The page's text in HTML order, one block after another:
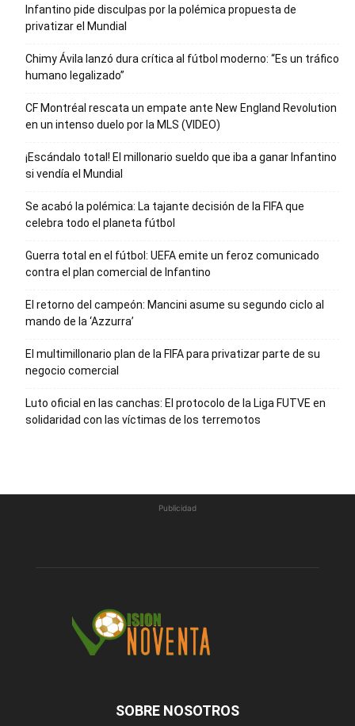
Infantino pide disculpas por la polémica propuesta de
privatizar el Mundial
Chimy Ávila lanzó dura crítica al fútbol moderno: “Es un tráfico
humano legalizado”
CF Montréal rescata un empate ante New England Revolution
en un intenso duelo por la MLS (VIDEO)
¡Escándalo total! El millonario sueldo que iba a ganar Infantino
si vendía el Mundial
Se acabó la polémica: La tajante decisión de la FIFA que
celebra todo el planeta fútbol
Guerra total en el fútbol: UEFA emite un feroz comunicado
contra el plan comercial de Infantino
El retorno del campeón: Mancini asume su segundo ciclo al
mando de la ‘Azzurra’
El multimillonario plan de la FIFA para privatizar parte de su
negocio comercial
Luto oficial en las canchas: El protocolo de la Liga FUTVE en
solidaridad con las víctimas de los terremotos
Publicidad
SOBRE NOSOTROS